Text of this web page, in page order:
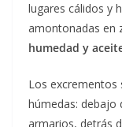
lugares cálidos y
amontonadas en
humedad y
Los excrementos
húmedas: debajo
armarios, detrás